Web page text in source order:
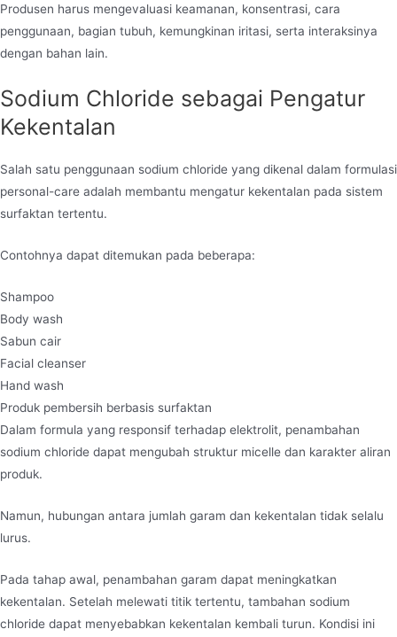
Produsen harus mengevaluasi keamanan, konsentrasi, cara
penggunaan, bagian tubuh, kemungkinan iritasi, serta interaksinya
dengan bahan lain.
Sodium Chloride sebagai Pengatur
Kekentalan
Salah satu penggunaan sodium chloride yang dikenal dalam formulasi
personal-care adalah membantu mengatur kekentalan pada sistem
surfaktan tertentu.
Contohnya dapat ditemukan pada beberapa:
Shampoo
Body wash
Sabun cair
Facial cleanser
Hand wash
Produk pembersih berbasis surfaktan
Dalam formula yang responsif terhadap elektrolit, penambahan
sodium chloride dapat mengubah struktur micelle dan karakter aliran
produk.
Namun, hubungan antara jumlah garam dan kekentalan tidak selalu
lurus.
Pada tahap awal, penambahan garam dapat meningkatkan
kekentalan. Setelah melewati titik tertentu, tambahan sodium
chloride dapat menyebabkan kekentalan kembali turun. Kondisi ini